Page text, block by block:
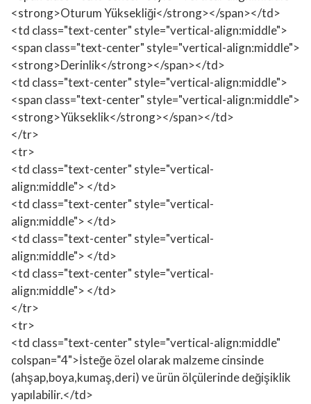
<strong>Oturum Yüksekliği</strong></span></td>
<td class="text-center" style="vertical-align:middle">
<span class="text-center" style="vertical-align:middle">
<strong>Derinlik</strong></span></td>
<td class="text-center" style="vertical-align:middle">
<span class="text-center" style="vertical-align:middle">
<strong>Yükseklik</strong></span></td>
</tr>
<tr>
<td class="text-center" style="vertical-
align:middle"> </td>
<td class="text-center" style="vertical-
align:middle"> </td>
<td class="text-center" style="vertical-
align:middle"> </td>
<td class="text-center" style="vertical-
align:middle"> </td>
</tr>
<tr>
<td class="text-center" style="vertical-align:middle"
colspan="4">İsteğe özel olarak malzeme cinsinde
(ahşap,boya,kumaş,deri) ve ürün ölçülerinde değişiklik
yapılabilir.</td>